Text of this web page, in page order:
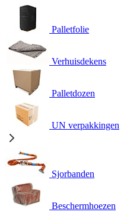
Palletfolie
Verhuisdekens
Palletdozen
UN verpakkingen
Sjorbanden
Beschermhoezen